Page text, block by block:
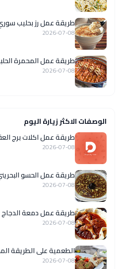
طريقة عمل رز بحليب سوري بـ 5
2026-07-08
طريقة عمل المحمرة
2026-07-08
الوصفات الاكثر زيارة اليوم
طريقة عمل اكلات برج
2026-07-08
طريقة عمل الحسو
2026-07-08
طريقة عمل دمعة الدجاج
2026-07-08
الطعمية على الطريقة
2026-07-08